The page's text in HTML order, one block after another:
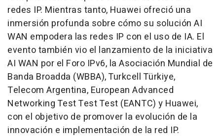
redes IP. Mientras tanto, Huawei ofreció una
inmersión profunda sobre cómo su solución AI
WAN empodera las redes IP con el uso de IA. El
evento también vio el lanzamiento de la iniciativa
AI WAN por el Foro IPv6, la Asociación Mundial de
Banda Broadda (WBBA), Turkcell Türkiye,
Telecom Argentina, European Advanced
Networking Test Test Test (EANTC) y Huawei,
con el objetivo de promover la evolución de la
innovación e implementación de la red IP.